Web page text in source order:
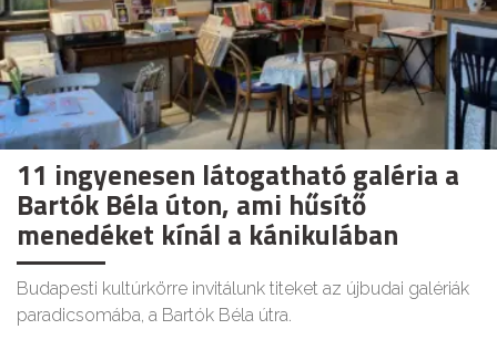
11 ingyenesen látogatható galéria a
Bartók Béla úton, ami hűsítő
menedéket kínál a kánikulában
Budapesti kultúrkörre invitálunk titeket az újbudai galériák
paradicsomába, a Bartók Béla útra.